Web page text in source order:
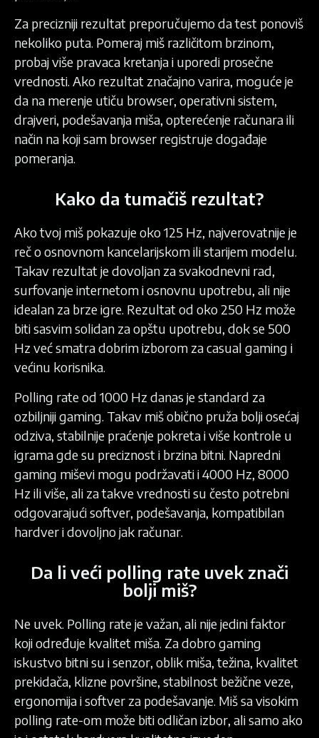
Za precizniji rezultat preporučujemo da test ponoviš
nekoliko puta. Pomeraj miš različitom brzinom,
probaj više pravaca kretanja i uporedi prosečne
vrednosti. Ako rezultat značajno varira, moguće je
da na merenje utiču browser, operativni sistem,
drajveri, podešavanja miša, opterećenje računara ili
način na koji sam browser registruje događaje
pomeranja.
Kako da tumačiš rezultat?
Ako tvoj miš pokazuje oko 125 Hz, najverovatnije je
reč o osnovnom kancelarijskom ili starijem modelu.
Takav rezultat je dovoljan za svakodnevni rad,
surfovanje internetom i osnovnu upotrebu, ali nije
idealan za brze igre. Rezultat od oko 250 Hz može
biti sasvim solidan za opštu upotrebu, dok se 500
Hz već smatra dobrim izborom za casual gaming i
većinu korisnika.
Polling rate od 1000 Hz danas je standard za
ozbiljniji gaming. Takav miš obično pruža bolji osećaj
odziva, stabilnije praćenje pokreta i više kontrole u
igrama gde su preciznost i brzina bitni. Napredni
gaming miševi mogu podržavati i 4000 Hz, 8000
Hz ili više, ali za takve vrednosti su često potrebni
odgovarajući softver, podešavanja, kompatibilan
hardver i dovoljno jak računar.
Da li veći polling rate uvek znači
bolji miš?
Ne uvek. Polling rate je važan, ali nije jedini faktor
koji određuje kvalitet miša. Za dobro gaming
iskustvo bitni su i senzor, oblik miša, težina, kvalitet
prekidača, klizne površine, stabilnost bežične veze,
ergonomija i softver za podešavanje. Miš sa visokim
polling rate-om može biti odličan izbor, ali samo ako